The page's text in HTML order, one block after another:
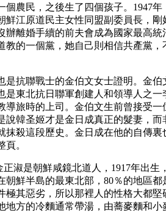
農民，之後生了四個孩子。1947年
江原道民主女性同盟副委員長，剛
離婚手續的前夫會成為國家最高統
的一個黨，她自己則相信共產黨，
抗聯戰士的金伯文女士證明。金伯
東北抗日聯軍創建人和領導人之一
旅時的上司。金伯文生前曾接受一
韓圣姬才是金日成真正的髮妻，而
殺這段歷史。金日成在他的自傳裏
。
是朝鮮咸鏡北道人，1917年出生
鮮半島的最東北部，80％的地區都
其惡劣，所以那裡人的性格大都堅
方的冷麵通常帶湯，由蕎麥麵和小